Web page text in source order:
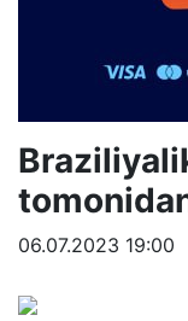
06.07.2023 19:00